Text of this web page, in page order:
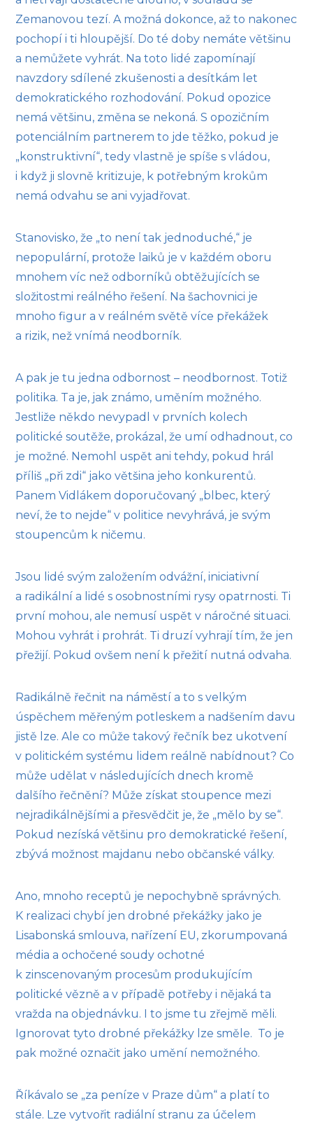
Zemanovou tezí. A možná dokonce, až to nakonec
pochopí i ti hloupější. Do té doby nemáte většinu
a nemůžete vyhrát. Na toto lidé zapomínají
navzdory sdílené zkušenosti a desítkám let
demokratického rozhodování. Pokud opozice
nemá většinu, změna se nekoná. S opozičním
potenciálním partnerem to jde těžko, pokud je
„konstruktivní“, tedy vlastně je spíše s vládou,
i když ji slovně kritizuje, k potřebným krokům
nemá odvahu se ani vyjadřovat.
Stanovisko, že „to není tak jednoduché,“ je
nepopulární, protože laiků je v každém oboru
mnohem víc než odborníků obtěžujících se
složitostmi reálného řešení. Na šachovnici je
mnoho figur a v reálném světě více překážek
a rizik, než vnímá neodborník.
A pak je tu jedna odbornost – neodbornost. Totiž
politika. Ta je, jak známo, uměním možného.
Jestliže někdo nevypadl v prvních kolech
politické soutěže, prokázal, že umí odhadnout, co
je možné. Nemohl uspět ani tehdy, pokud hrál
příliš „při zdi“ jako většina jeho konkurentů.
Panem Vidlákem doporučovaný „blbec, který
neví, že to nejde“ v politice nevyhrává, je svým
stoupencům k ničemu.
Jsou lidé svým založením odvážní, iniciativní
a radikální a lidé s osobnostními rysy opatrnosti. Ti
první mohou, ale nemusí uspět v náročné situaci.
Mohou vyhrát i prohrát. Ti druzí vyhrají tím, že jen
přežijí. Pokud ovšem není k přežití nutná odvaha.
Radikálně řečnit na náměstí a to s velkým
úspěchem měřeným potleskem a nadšením davu
jistě lze. Ale co může takový řečník bez ukotvení
v politickém systému lidem reálně nabídnout? Co
může udělat v následujících dnech kromě
dalšího řečnění? Může získat stoupence mezi
nejradikálnějšími a přesvědčit je, že „mělo by se“.
Pokud nezíská většinu pro demokratické řešení,
zbývá možnost majdanu nebo občanské války.
Ano, mnoho receptů je nepochybně správných.
K realizaci chybí jen drobné překážky jako je
Lisabonská smlouva, nařízení EU, zkorumpovaná
média a ochočené soudy ochotné
k zinscenovaným procesům produkujícím
politické vězně a v případě potřeby i nějaká ta
vražda na objednávku. I to jsme tu zřejmě měli.
Ignorovat tyto drobné překážky lze směle. To je
pak možné označit jako umění nemožného.
Říkávalo se „za peníze v Praze dům“ a platí to
stále. Lze vytvořit radiální stranu za účelem